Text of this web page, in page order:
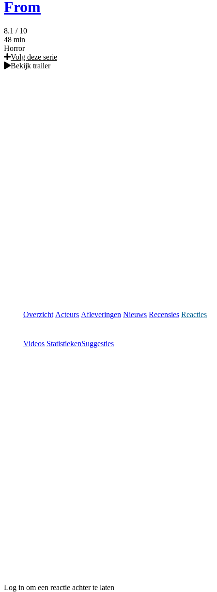
From
8.1 / 10
48 min
Horror
Volg deze serie
Bekijk trailer
Overzicht Acteurs Afleveringen Nieuws Recensies Reacties
Videos StatistiekenSuggesties
Log in om een reactie achter te laten